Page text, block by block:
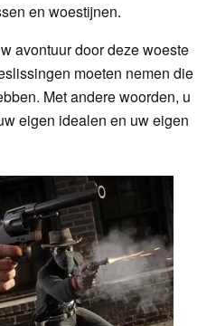
en woestijnen.
avontuur door deze woeste
moeten nemen die
Met andere woorden, u
eigen idealen en uw eigen